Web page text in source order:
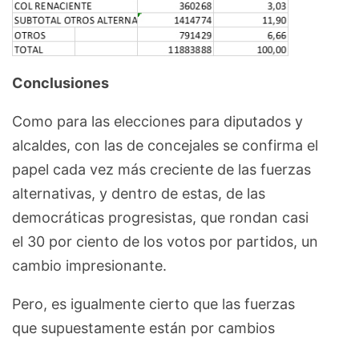
Conclusiones
Como para las elecciones para diputados y
alcaldes, con las de concejales se confirma el
papel cada vez más creciente de las fuerzas
alternativas, y dentro de estas, de las
democráticas progresistas, que rondan casi
el 30 por ciento de los votos por partidos, un
cambio impresionante.
Pero, es igualmente cierto que las fuerzas
que supuestamente están por cambios